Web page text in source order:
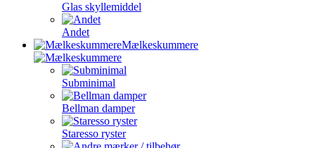
Glas skyllemiddel
Andet
Mælkeskummere
Subminimal
Bellman damper
Staresso ryster